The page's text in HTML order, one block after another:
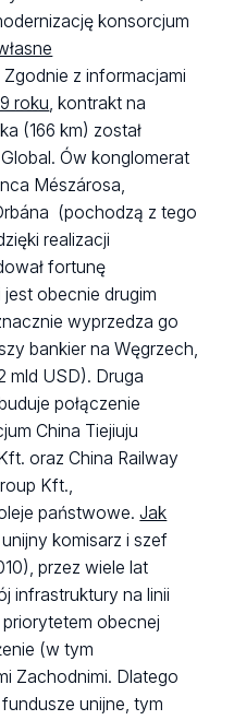
konsorcjum
z informacjami
roku, kontrakt na
(166 km) został
Ów konglomerat
Mészárosa,
(pochodzą z tego
realizacji
fortunę
jest obecnie drugim
wyprzedza go
bankier na Węgrzech,
mld USD). Druga
połączenie
China Tiejiuju
oraz China Railway
Kft.,
państwowe.Jak
unijny komisarz i szef
przez wiele lat
infrastruktury na linii
obecnej
(w tym
Zachodnimi. Dlatego
unijne, tym